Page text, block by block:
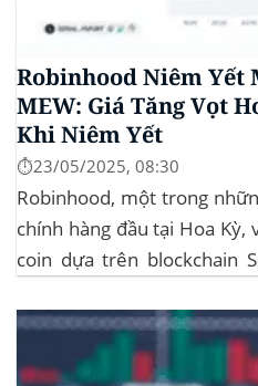
Robinhood Niêm Yết
MEW: Giá Tăng Vọt
Khi Niêm Yết
⏱️23/05/2025, 08:30
Robinhood, một trong
chính hàng đầu tại Hoa
coin dựa trên blockchain
mẽ cho cả hai đồng tiền